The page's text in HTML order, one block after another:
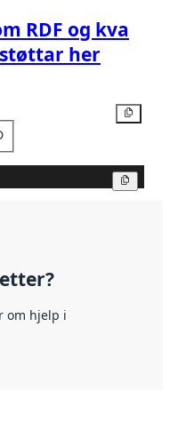
RDF og kva
her
om hjelp i